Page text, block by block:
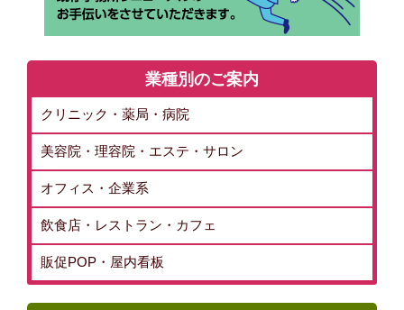
業種別のご案内
クリニック・薬局・病院
美容院・理容院・エステ・サロン
オフィス・企業系
飲食店・レストラン・カフェ
販促POP・屋内看板